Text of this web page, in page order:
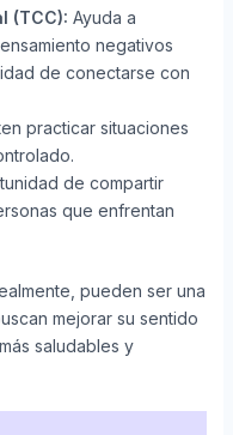
(TCC): Ayuda a
negativos
de conectarse con
practicar situaciones
de compartir
que enfrentan
pueden ser una
mejorar su sentido
saludables y